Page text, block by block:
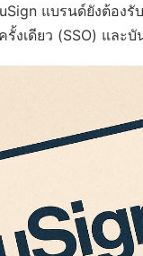
แบรนด์ยังต้อง
รั้งเดียว (SSO) แล